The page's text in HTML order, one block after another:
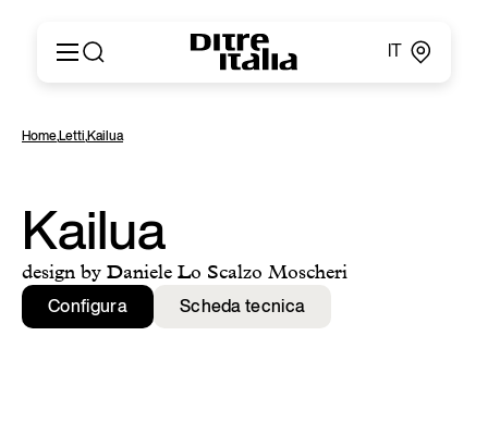
Prodotti
Cataloghi e Materiali
Ditre for Professionals
Punti vendita
News & Press
Area Riservata
English
Español
Русский
简体中文
Home,Letti,Kailua
Kailua
design by Daniele Lo Scalzo Moscheri
Configura Scheda tecnica